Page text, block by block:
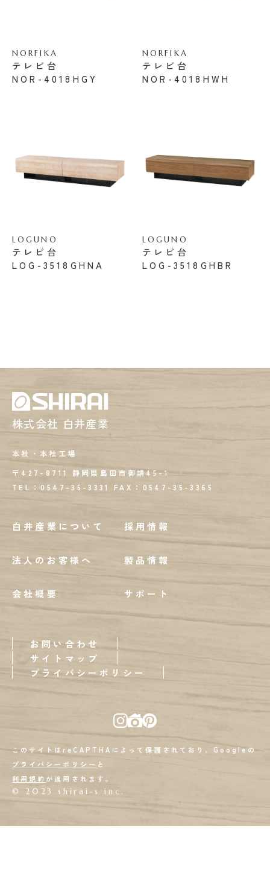
NORFIKA
テレビ台
NOR-4018HGY
NORFIKA
テレビ台
NOR-4018HWH
LOGUNO
テレビ台
LOG-3518GHNA
LOGUNO
テレビ台
LOG-3518GHBR
株式会社 白井産業
本社・本社工場
〒427-8711 静岡県島田市御請45-1
TEL：0547-35-3331
FAX： 0547-35-3365
白井産業について
法人のお客様へ
会社概要
採用情報
製品情報
サポート
お問い合わせ
サイトマップ
プライバシーポリシー
このサイトはreCAPTHAによって保護されており、Googleの
プライバシーポリシー と
利用規約 が適用されます。
© 2023 shirai-s inc.